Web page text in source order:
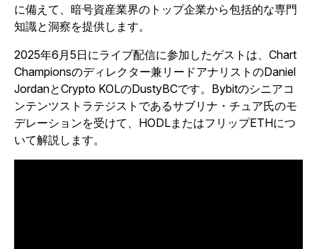
に備えて、暗号資産業界のトップ企業から包括的な専門
知識と洞察を提供します。
2025年6月5日にライブ配信に参加したゲストは、Chart
Championsのディレクター兼リードアナリストのDaniel
JordanとCrypto KOLのDustyBCです。Bybitのシニアコ
ンテンツストラテジストであるサブリナ・チュア氏のモ
デレーションを受けて、HODLまたはフリップETHにつ
いて解説します。